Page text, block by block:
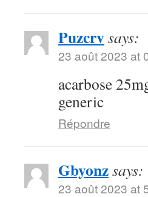
Puzcrvsays:
23 août 2023 at
acarbose
generic
Répondre
Gbyonzsays:
23 août 2023 at